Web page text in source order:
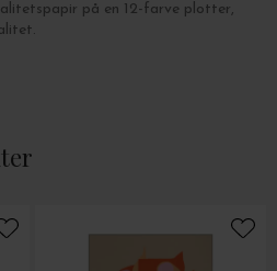
på en 12-farve plotter,